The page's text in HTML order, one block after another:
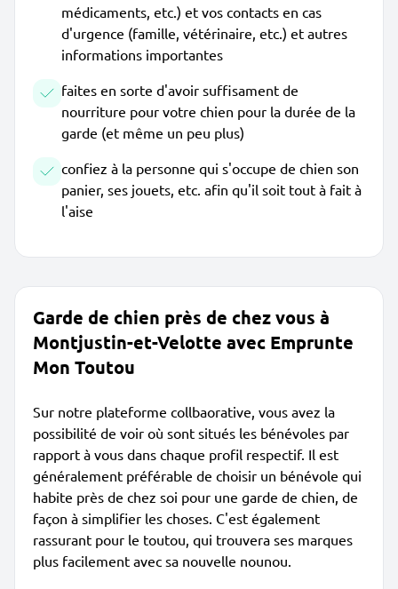
médicaments, etc.) et vos contacts en cas
d'urgence (famille, vétérinaire, etc.) et autres
informations importantes
faites en sorte d'avoir suffisament de
nourriture pour votre chien pour la durée de la
garde (et même un peu plus)
confiez à la personne qui s'occupe de chien son
panier, ses jouets, etc. afin qu'il soit tout à fait à
l'aise
Garde de chien près de chez vous à
Montjustin-et-Velotte avec Emprunte
Mon Toutou
Sur notre plateforme collbaorative, vous avez la
possibilité de voir où sont situés les bénévoles par
rapport à vous dans chaque profil respectif. Il est
généralement préférable de choisir un bénévole qui
habite près de chez soi pour une garde de chien, de
façon à simplifier les choses. C'est également
rassurant pour le toutou, qui trouvera ses marques
plus facilement avec sa nouvelle nounou.